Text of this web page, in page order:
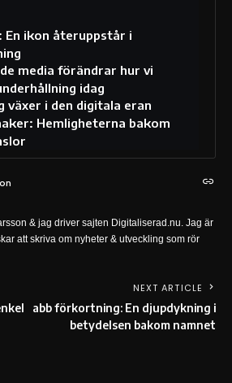
En ikon återuppstår i
media förändrar hur vi
idag
växer i den digitala eran
Hemligheterna bakom
& jag driver sajten Digitaliserad.nu. Jag är
att skriva om nyheter & utveckling som rör
NEXT ARTICLE
abb förkortning: En djupdykning i
betydelsen bakom namnet